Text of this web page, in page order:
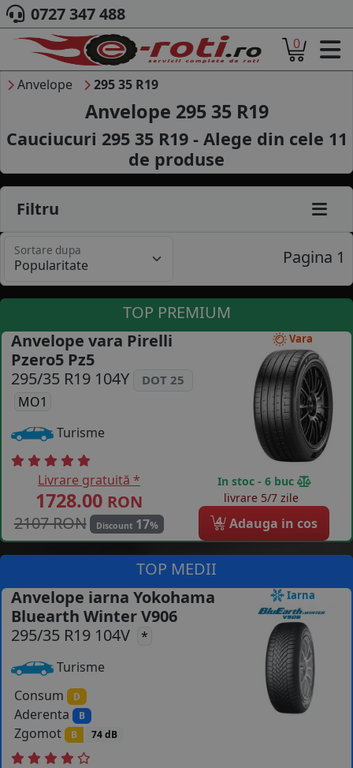
ACASA
DESPRE NOI
ANVELOPE
AUTO
CAMION
MOTO
AGROINDUSTRIALE
MARCA AUTO
B2B - COLABORARE COMPANII
CONTACT
COS (0 PRODUSE
0727 347 488
0
Anvelope 295 35 R19
Anvelope 295 35 R19
Cauciucuri 295 35 R19 - Alege din cele 11
de produse
Filtru
Sortare dupa Pagina 1
TOP PREMIUM
Vara
Anvelope vara Pirelli
Pzero5 Pz5
295/35 R19 104Y
DOT 25
MO1
Turisme
Livrare gratuită *
1728.00 RON
2107 RON
Discount 17%
In stoc - 6 buc
livrare 5/7 zile
4 Adauga in cos
TOP MEDII
Iarna
Anvelope iarna Yokohama
Bluearth Winter V906
295/35 R19 104V
*
Turisme
Consum
D
Aderenta B
Zgomot B 74 dB